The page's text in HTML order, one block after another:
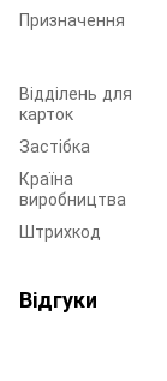
Призначення
Відділень для
карток
Застібка
Країна
виробництва
Штрихкод
Відгуки